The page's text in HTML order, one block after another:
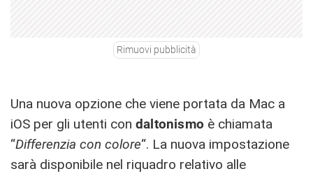
Rimuovi pubblicità
Una nuova opzione che viene portata da Mac a
iOS per gli utenti con daltonismo è chiamata
“Differenzia con colore“. La nuova impostazione
sarà disponibile nel riquadro relativo alle